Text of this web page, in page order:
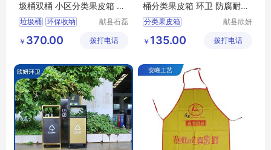
圾桶双桶 小区分类果皮箱 二
分类 可定制
垃圾桶 环保收纳
源头厂家
献县石磊
有限公司
￥ 370.00 拨打电话
桶分类果皮箱 环卫 防腐耐磨
欣妍
分类果皮箱
环卫分类果皮箱
收纳桶分类果皮箱
献县欣妍
制造有限
￥ 135.00 拨打电话